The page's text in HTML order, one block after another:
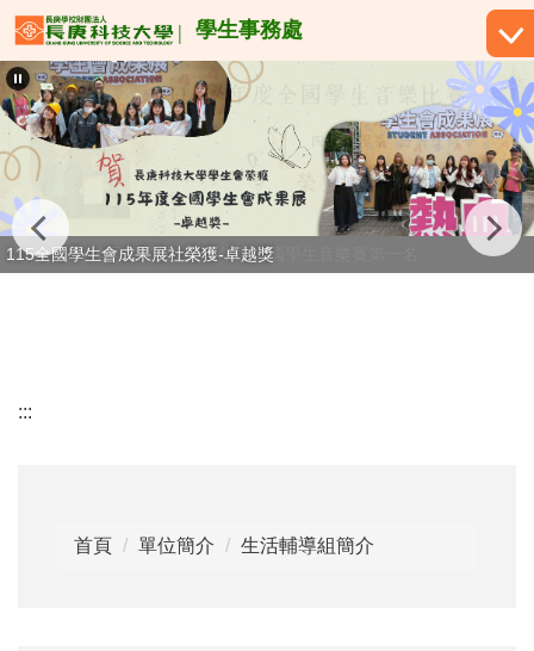
跳
到
主
要
內
容
學生事務處
恭賀！許宥佳同學榮獲114學年度全國學生音樂賽第一名
115全國學生會成果展社榮獲-卓越獎
:::
首頁 單位簡介 生活輔導組簡介